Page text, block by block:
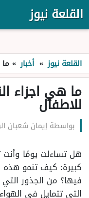
القلعة نيوز
القلعة نيوز » أخبار »
ما هي اجزاء
للاطفال
بواسطة إيمان شعبان
هل تساءلت يومًا
كبيرة: كيف تنمو هذه
فيها؟ من الجذور
التي تتمايل في